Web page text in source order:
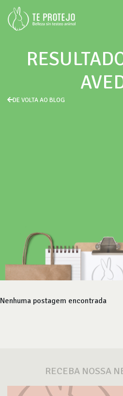
DE VOLTA AO BLOG
Nenhuma postagem encontrada
RECEBA NOSSA